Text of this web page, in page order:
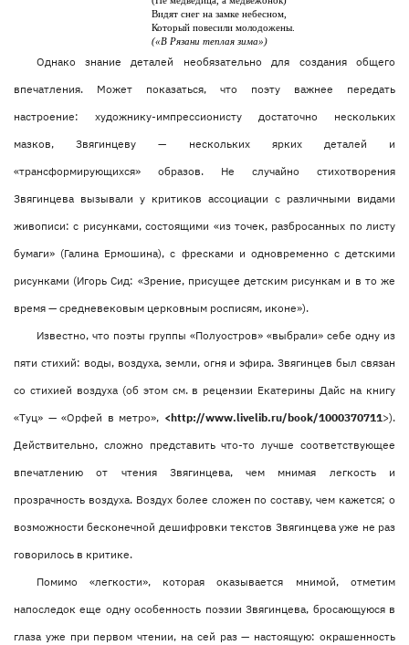
Видят снег на замке небесном,
Который повесили молодожены.
(«В Рязани теплая зима»)
Однако знание деталей необязательно для создания общего
впечатления. Может показаться, что поэту важнее передать
настроение: художнику-импрессионисту достаточно нескольких
мазков, Звягинцеву — нескольких ярких деталей и
«трансформирующихся» образов. Не случайно стихотворения
Звягинцева вызывали у критиков ассоциации с различными видами
живописи: с рисунками, состоящими «из точек, разбросанных по листу
бумаги» (Галина Ермошина), с фресками и одновременно с детскими
рисунками (Игорь Сид: «Зрение, присущее детским рисункам и в то же
время — средневековым церковным росписям, иконе»).
Известно, что поэты группы «Полуостров» «выбрали» себе одну из
пяти стихий: воды, воздуха, земли, огня и эфира. Звягинцев был связан
со стихией воздуха (об этом см. в рецензии Екатерины Дайс на книгу
«Туц» — «Орфей в метро», <http://www.livelib.ru/book/1000370711>).
Действительно, сложно представить что-то лучше соответствующее
впечатлению от чтения Звягинцева, чем мнимая легкость и
прозрачность воздуха. Воздух более сложен по составу, чем кажется; о
возможности бесконечной дешифровки текстов Звягинцева уже не раз
говорилось в критике.
Помимо «легкости», которая оказывается мнимой, отметим
напоследок еще одну особенность поэзии Звягинцева, бросающуюся в
глаза уже при первом чтении, на сей раз — настоящую: окрашенность